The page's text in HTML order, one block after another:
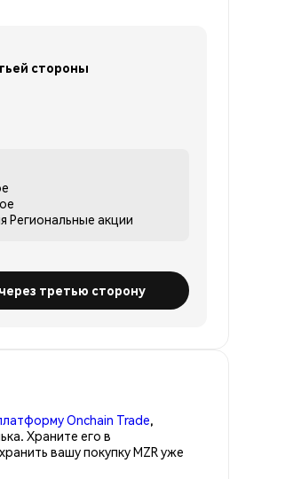
стороны
Региональные акции
третью сторону
Onchain Trade,
Храните его в
вашу покупку MZR уже